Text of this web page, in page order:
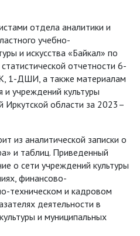
отдела аналитики и
учебно-
и искусства «Байкал» по
отчетности 6-
1-ДШИ, а также материалам
и учреждений культуры
Иркутской области за 2023–
из аналитической записки о
и таблиц. Приведенный
о сети учреждений культуры
финансово-
техническом и кадровом
деятельности в
и муниципальных